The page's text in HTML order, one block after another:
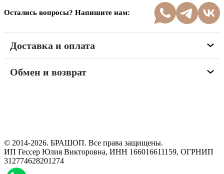
Остались вопросы? Напишите нам:
Доставка и оплата
Обмен и возврат
© 2014-2026. БРАШОП. Все права защищены.
ИП Гессер Юлия Викторовна, ИНН 166016611159, ОГРНИП
312774628201274